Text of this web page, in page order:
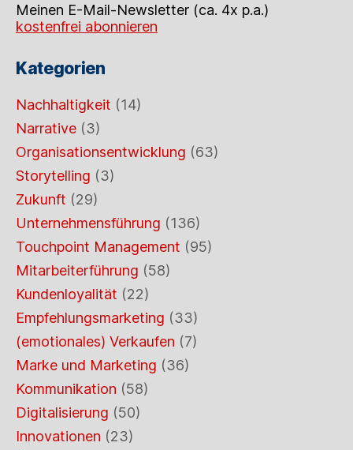
Meinen E-Mail-Newsletter (ca. 4x p.a.)
kostenfrei abonnieren
Kategorien
Nachhaltigkeit (14)
Narrative (3)
Organisationsentwicklung (63)
Storytelling (3)
Zukunft (29)
Unternehmensführung (136)
Touchpoint Management (95)
Mitarbeiterführung (58)
Kundenloyalität (22)
Empfehlungsmarketing (33)
(emotionales) Verkaufen (7)
Marke und Marketing (36)
Kommunikation (58)
Digitalisierung (50)
Innovationen (23)